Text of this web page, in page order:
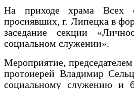
На приходе храма Всех
просиявших, г. Липецка в
заседание секции
социальном служении».
Мероприятие,
протоиерей Владимир
социальному служению и